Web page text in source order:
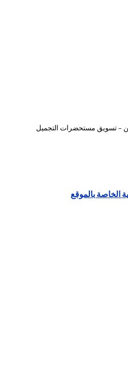
– تسويق مستحضرات التجميل
الخاصة بالموقع